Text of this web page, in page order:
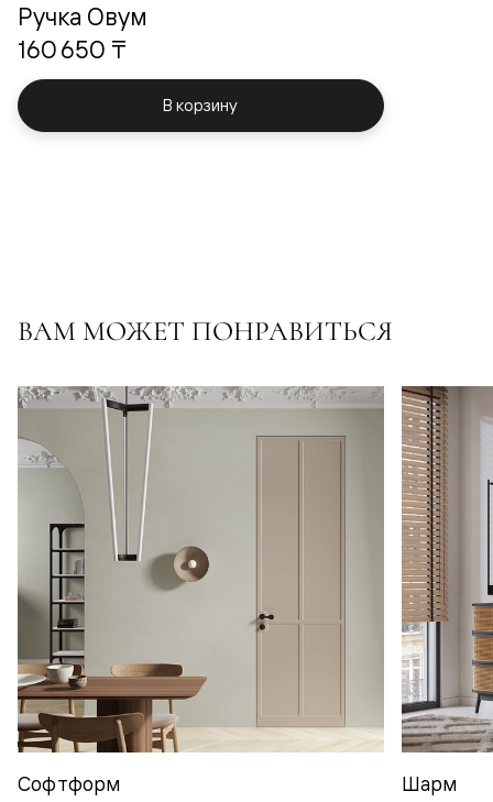
Ручка Овум
160 650 ₸
В корзину
ВАМ МОЖЕТ ПОНРАВИТЬСЯ
Софтформ Шарм